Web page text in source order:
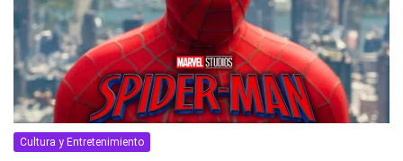
Cultura y Entretenimiento